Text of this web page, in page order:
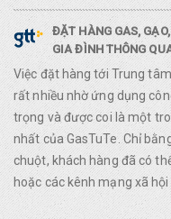
ĐẶT HÀNG GAS,
GIA ĐÌNH THÔNG
Việc đặt hàng tới Trung
rất nhiều nhờ ứng dụng
trọng và được coi là một
nhất của GasTuTe. Chỉ
chuột, khách hàng đã có
hoặc các kênh mạng xã hội